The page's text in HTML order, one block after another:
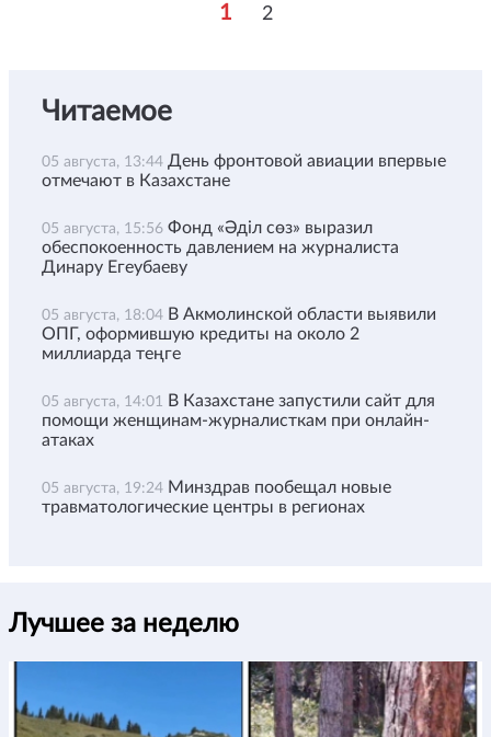
1 2
Читаемое
05 августа, 13:44 День фронтовой авиации впервые
отмечают в Казахстане
05 августа, 15:56 Фонд «Әділ сөз» выразил
обеспокоенность давлением на журналиста
Динару Егеубаеву
05 августа, 18:04 В Акмолинской области выявили
ОПГ, оформившую кредиты на около 2
миллиарда теңге
05 августа, 14:01
В Казахстане запустили сайт для
помощи женщинам-журналисткам при онлайн-
атаках
05 августа, 19:24 Минздрав пообещал новые
травматологические центры в регионах
Лучшее за неделю